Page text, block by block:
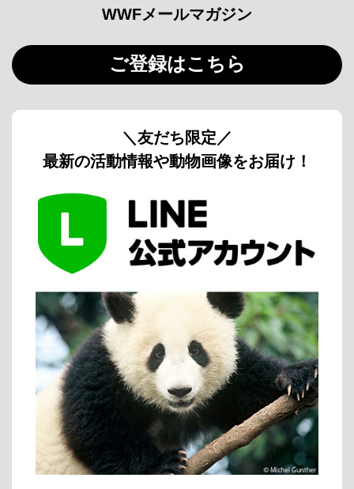
WWFメールマガジン
ご登録はこちら
＼友だち限定／
最新の活動情報や動物画像をお届け！